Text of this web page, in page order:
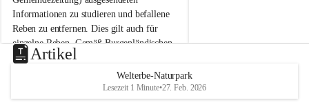
m
N
e
u
s
d
Informationen zu studieren und befallene
Reben zu entfernen. Dies gilt auch für
einzelne Reben. Gemäß Burgenländischen
Weinbaugesetz sind nicht gepflegte oder
unzulässige Weingärten zu roden! Bitte
helfen wir zusammen um unsere Winzer
vor den prognostizierten Ernteausfällen
u
e
d
Artikel
Welterbe-Naturpark
Lesezeit 1 Minute•27. Feb. 2026